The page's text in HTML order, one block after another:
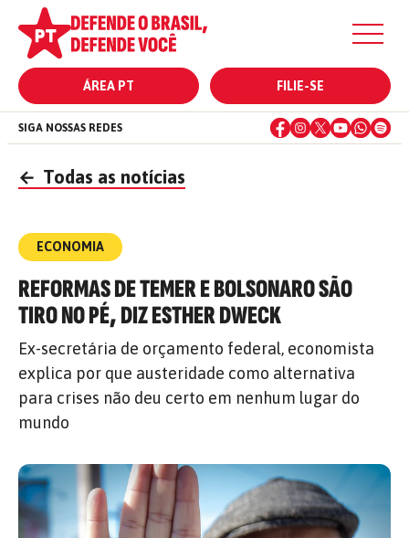
ÁREA PT FILIE-SE
SIGA NOSSAS REDES
← Todas as notícias
ECONOMIA
REFORMAS DE TEMER E BOLSONARO SÃO
TIRO NO PÉ, DIZ ESTHER DWECK
Ex-secretária de orçamento federal, economista
explica por que austeridade como alternativa
para crises não deu certo em nenhum lugar do
mundo